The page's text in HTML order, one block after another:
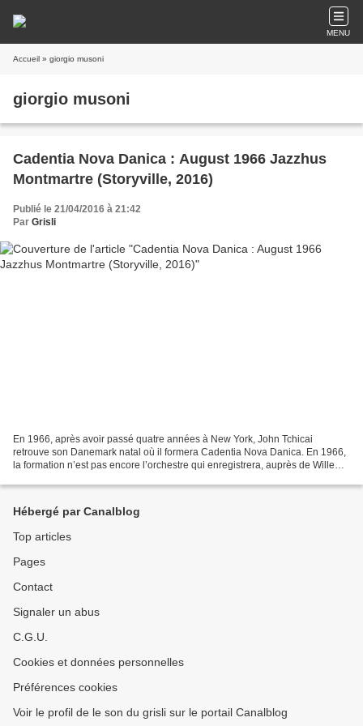
MENU
Accueil » giorgio musoni
giorgio musoni
Cadentia Nova Danica : August 1966 Jazzhus
Montmartre (Storyville, 2016)
Publié le 21/04/2016 à 21:42
Par Grisli
En 1966, après avoir passé quatre années à New York, John Tchicai
retrouve son Danemark natal où il formera Cadentia Nova Danica. En 1966,
la formation n’est pas encore l’orchestre qui enregistrera, auprès de Willem
Hébergé par Canalblog
Top articles
Pages
Contact
Signaler un abus
C.G.U.
Cookies et données personnelles
Préférences cookies
Voir le profil de le son du grisli sur le portail Canalblog